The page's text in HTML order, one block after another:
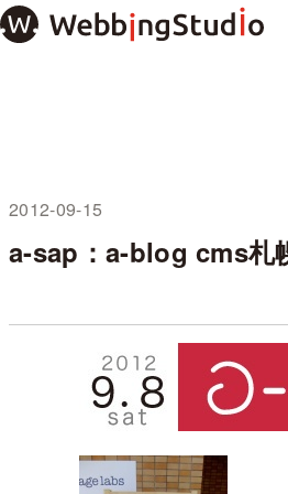
本
文
プ
2012-09-15
未分類
a-sap：a-blog cms札